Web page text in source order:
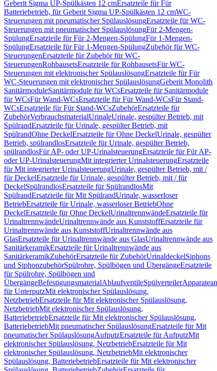
Geberit Sigma UP-Spülkästen 12 cmErsatzteile für Für
Batteriebetrieb, für Geberit Sigma UP-Spülkästen 12 cmWC-
Steuerungen mit pneumatischer SpülauslösungErsatzteile für WC-
Steuerungen mit pneumatischer SpülauslösungFür 2-Mengen-
SpülungErsatzteile für Für 2-Mengen-SpülungFür 1-Mengen-
SpülungErsatzteile für Für 1-Mengen-SpülungZubehör für WC-
SteuerungenErsatzteile für Zubehör für WC-
SteuerungenRohbausetsErsatzteile für RohbausetsFür WC-
Steuerungen mit elektronischer SpülauslösungErsatzteile für Für
WC-Steuerungen mit elektronischer SpülauslösungGeberit Monolith
SanitärmoduleSanitärmodule für WCsErsatzteile für Sanitärmodule
für WCsFür Wand-WCsErsatzteile für Für Wand-WCsFür Stand-
WCsErsatzteile für Für Stand-WCsZubehörErsatzteile für
ZubehörVerbrauchsmaterialUrinaleUrinale, gespülter Betrieb, mit
SpülrandErsatzteile für Urinale, gespülter Betrieb, mit
SpülrandOhne DeckelErsatzteile für Ohne DeckelUrinale, gespülter
Betrieb, spülrandlosErsatzteile für Urinale, gespülter Betrieb,
spülrandlosFür AP- oder UP-UrinalsteuerungErsatzteile für Für AP-
oder UP-UrinalsteuerungMit integrierter UrinalsteuerungErsatzteile
für Mit integrierter UrinalsteuerungUrinale, gespülter Betrieb, mit /
für DeckelErsatzteile für Urinale, gespülter Betrieb, mit / für
DeckelSpülrandlosErsatzteile für SpülrandlosMit
SpülrandErsatzteile für Mit SpülrandUrinale, wasserloser
BetriebErsatzteile für Urinale, wasserloser BetriebOhne
DeckelErsatzteile für Ohne DeckelUrinaltrennwändeErsatzteile für
UrinaltrennwändeUrinaltrennwände aus KunststoffErsatzteile für
Urinaltrennwände aus KunststoffUrinaltrennwände aus
GlasErsatzteile für Urinaltrennwände aus GlasUrinaltrennwände aus
SanitärkeramikErsatzteile für Urinaltrennwände aus
SanitärkeramikZubehörErsatzteile für ZubehörUrinaldeckelSiphons
und SiphonzubehörSpülrohre, Spülbögen und ÜbergängeErsatzteile
für Spülrohre, Spülbögen und
ÜbergängeBefestigungsmaterialAblaufventileSpülverteiler
für UnterputzMit elektronischer Spülauslösung,
NetzbetriebErsatzteile für Mit elektronischer Spülauslösung,
NetzbetriebMit elektronischer Spülauslösung,
BatteriebetriebErsatzteile für Mit elektronischer Spülauslösung,
BatteriebetriebMit pneumatischer SpülauslösungErsatzteile für Mit
pneumatischer SpülauslösungAufputzErsatzteile für AufputzMit
elektronischer Spülauslösung, NetzbetriebErsatzteile für Mit
elektronischer Spülauslösung, NetzbetriebMit elektronischer
Spülauslösung, BatteriebetriebErsatzteile für Mit elektronischer